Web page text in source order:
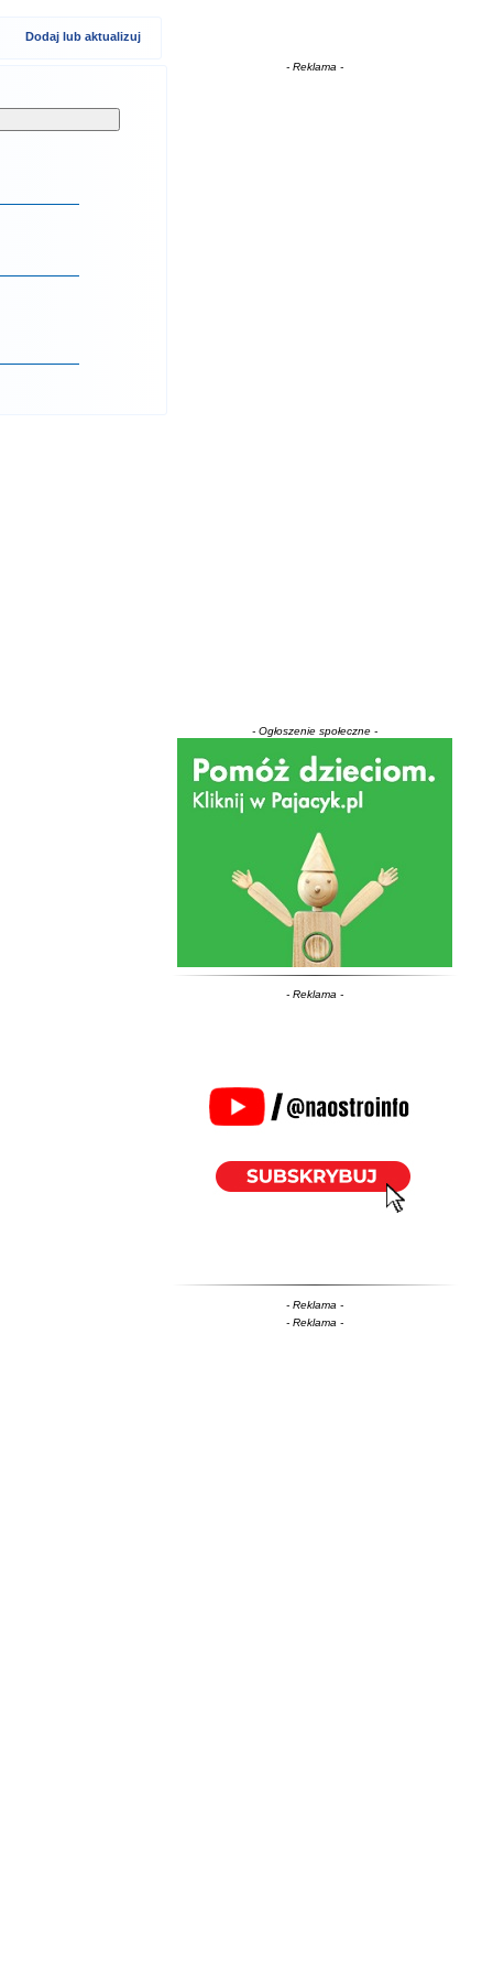
Dodaj lub aktualizuj
- Reklama -
- Ogłoszenie społeczne -
- Reklama -
- Reklama -
- Reklama -